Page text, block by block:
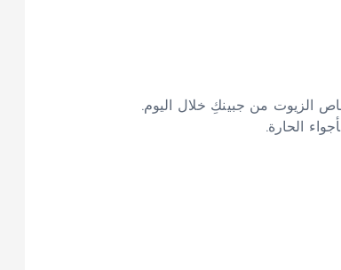
الزيوت من جبينكِ خلال اليوم.
الحارة.